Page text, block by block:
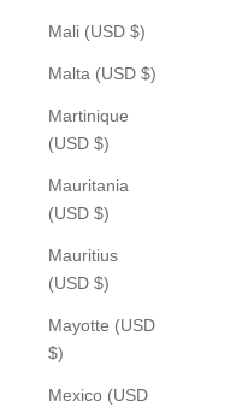
Mali (USD $)
Malta (USD $)
Martinique
(USD $)
Mauritania
(USD $)
Mauritius
(USD $)
Mayotte (USD
$)
Mexico (USD